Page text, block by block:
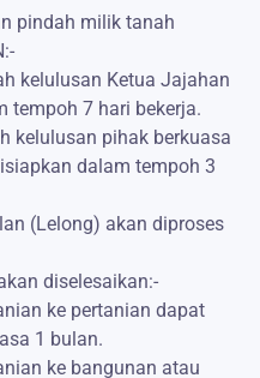
pindah milik tanah
kelulusan Ketua Jajahan
tempoh 7 hari bekerja.
kelulusan pihak berkuasa
dalam tempoh 3
(Lelong) akan diproses
diselesaikan:-
ke pertanian dapat
1 bulan.
ke bangunan atau